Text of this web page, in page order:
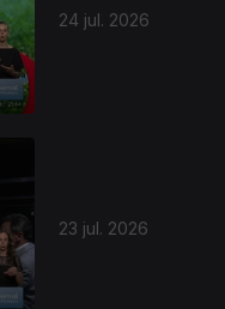
24 jul. 2026
23 jul. 2026